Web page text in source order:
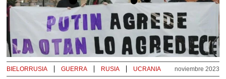
noviembre 2023
BIELORRUSIA GUERRA RUSIA UCRANIA